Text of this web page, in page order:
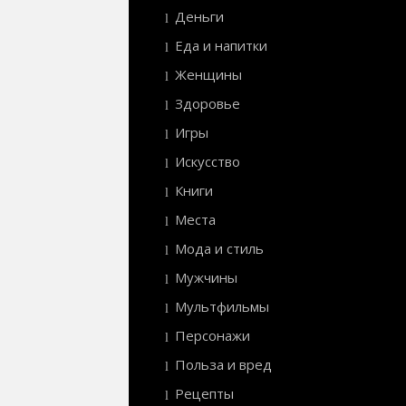
Деньги
Еда и напитки
Женщины
Здоровье
Игры
Искусство
Книги
Места
Мода и стиль
Мужчины
Мультфильмы
Персонажи
Польза и вред
Рецепты